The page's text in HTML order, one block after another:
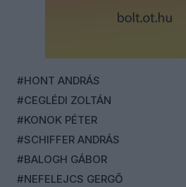
#HONT ANDRÁS
#CEGLÉDI ZOLTÁN
#KONOK PÉTER
#SCHIFFER ANDRÁS
#BALOGH GÁBOR
#NEFELEJCS GERGŐ